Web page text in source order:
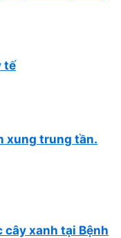
tế
xung trung tần.
cây xanh tại Bệnh